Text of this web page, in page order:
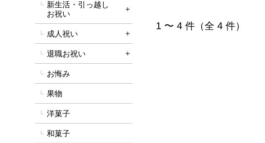
1 〜 4 件（全 4 件）
新生活・引っ越し
お祝い
詳細を開く
成人祝い
詳細を開く
退職お祝い
詳細を開く
お悔み
果物
洋菓子
和菓子